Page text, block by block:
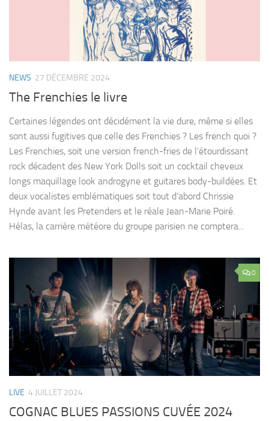
NEWS 27 DÉCEMBRE 2024
The Frenchies le livre
Certaines légendes ont décidément la vie dure, même si elles
sont aussi fugitives que celle des Frenchies ? Les french quoi ?
Les Frenchies, soit une version french-fries de l’étourdissant
rock décadent des New York Dolls soit un cocktail cheveux
longs maquillage look androgyne et guitares body-buildées. Et
deux vocalistes emblématiques soit tout d’abord Chrissie
Hynde avant les Pretenders et le réale Jean-Marie Poiré.
Hélas, la carrière météore du groupe parisien ne comptera...
0
LIVE 4 JUILLET 2024
COGNAC BLUES PASSIONS CUVÉE 2024